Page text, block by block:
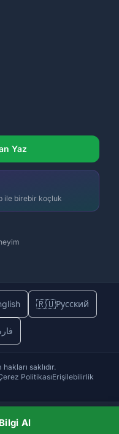
Yaz
ile birebir koçluk
🇷🇺Русский
hakları saklıdır.
PolitikasıErişilebilirlik
Al